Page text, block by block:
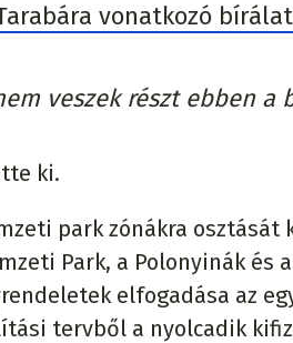
vonatkozó
veszek részt ebben a
ki.
park zónákra osztását
Park, a Polonyinák és
elfogadása az
tervből a nyolcadik